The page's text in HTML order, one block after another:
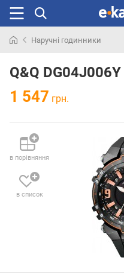
раніше
Наручні годинники
Q&Q DG04J006Y
1 547 грн.
в порівняння
в список